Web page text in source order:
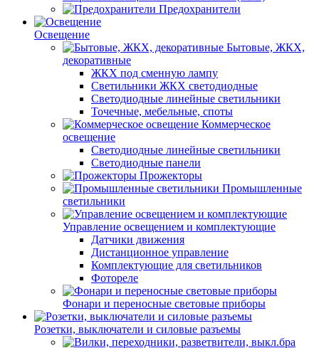
Предохранители
Освещение
Бытовые, ЖКХ,
декоративные
ЖКХ под сменную лампу
Светильники ЖКХ светодиодные
Светодиодные линейные светильники
Точечные, мебельные, споты
Коммерческое
освещение
Светодиодные линейные светильники
Светодиодные панели
Прожекторы
Промышленные
светильники
Управление освещением и комплектующие
Датчики движения
Дистанционное управление
Комплектующие для светильников
Фотореле
Фонари и переносные световые приборы
Розетки, выключатели и силовые разъемы